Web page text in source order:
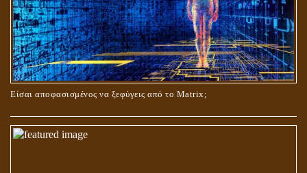
Είσαι αποφασισμένος να ξεφύγεις από το Matrix;
ΟΙ ΑΙΤΙΕΣ ΓΙΑ ΤΗΝ ΕΠΙΘΕΤΙΚΗ ΣΥΜΠΕΡΙΦΟΡΑ ΤΟΥ ΧΡΙΣΤΟΥ ΣΤΑ
ΝΗΠΙΑΚΑ ΤΟΥ ΧΡΟΝΙΑ